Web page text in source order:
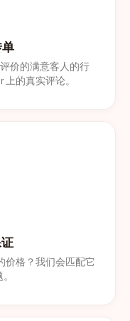
单
价的满意客人的行
的真实评论。
价格？我们会匹配它